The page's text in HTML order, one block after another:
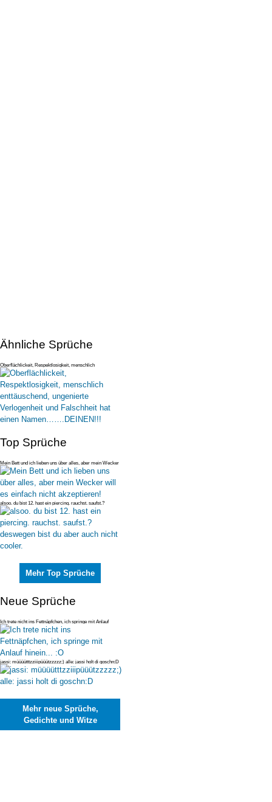
Ähnliche Sprüche
Oberflächlickeit, Respektlosigkeit, menschlich
enttäuschend, ungenierte
Top Sprüche
Mein Bett und ich lieben uns über alles, aber mein Wecker
will es einfac
alsoo. du bist 12. hast ein piercing. rauchst. saufst.?
deswegen bist du
Mehr Top Sprüche
Neue Sprüche
Ich trete nicht ins Fettnäpfchen, ich springe mit Anlauf
hinein... :O
jassi: müüüütttzziiipüüützzzzz;) alle: jassi holt di goschn:D
Mehr neue Sprüche,
Gedichte und Witze